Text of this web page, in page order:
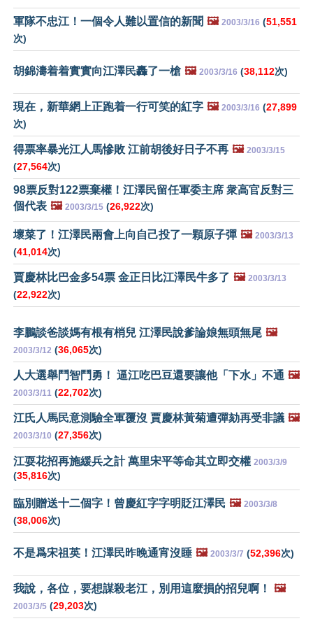
軍隊不忠江！一個令人難以置信的新聞 🖼️ 2003/3/16 (51,551
次)
胡錦濤着着實實向江澤民轟了一槍 🖼️ 2003/3/16 (38,112次)
現在，新華網上正跑着一行可笑的紅字 🖼️ 2003/3/16 (27,899
次)
得票率暴光江人馬慘敗 江前胡後好日子不再 🖼️ 2003/3/15
(27,564次)
98票反對122票棄權！江澤民留任軍委主席 衆高官反對三
個代表 🖼️ 2003/3/15 (26,922次)
壞菜了！江澤民兩會上向自己投了一顆原子彈 🖼️ 2003/3/13
(41,014次)
賈慶林比巴金多54票 金正日比江澤民牛多了 🖼️ 2003/3/13
(22,922次)
李鵬談爸談媽有根有梢兒 江澤民說爹論娘無頭無尾 🖼️
2003/3/12 (36,065次)
人大選舉鬥智鬥勇！ 逼江吃巴豆還要讓他「下水」不通 🖼️
2003/3/11 (22,702次)
江氏人馬民意測驗全軍覆沒 賈慶林黃菊遭彈劾再受非議 🖼️
2003/3/10 (27,356次)
江耍花招再施緩兵之計 萬里宋平等命其立即交權 2003/3/9
(35,816次)
臨別贈送十二個字！曾慶紅字字明貶江澤民 🖼️ 2003/3/8
(38,006次)
不是爲宋祖英！江澤民昨晚通宵沒睡 🖼️ 2003/3/7 (52,396次)
我說，各位，要想謀殺老江，別用這麼損的招兒啊！ 🖼️
2003/3/5 (29,203次)